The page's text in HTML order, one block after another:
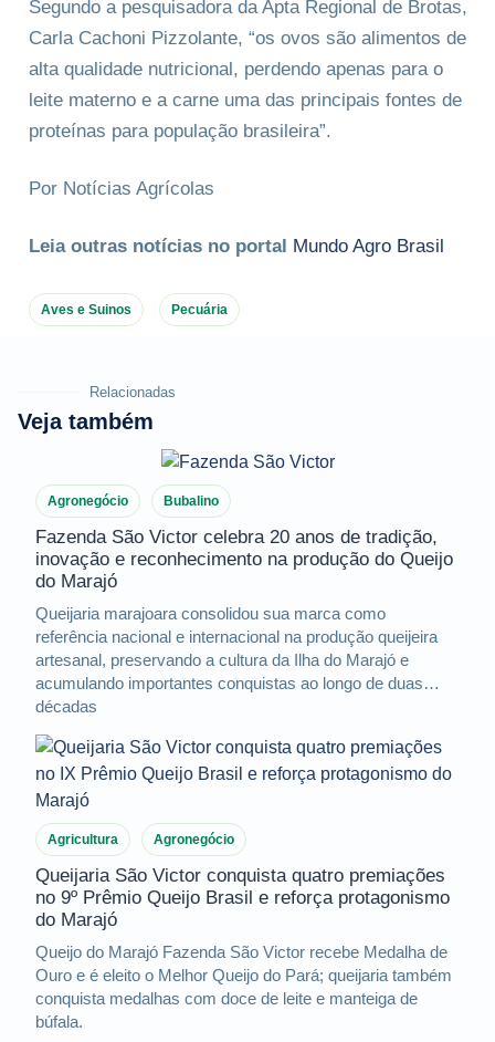
Segundo a pesquisadora da Apta Regional de Brotas,
Carla Cachoni Pizzolante, “os ovos são alimentos de
alta qualidade nutricional, perdendo apenas para o
leite materno e a carne uma das principais fontes de
proteínas para população brasileira”.
Por Notícias Agrícolas
Leia outras notícias no portal Mundo Agro Brasil
Aves e Suinos Pecuária
Relacionadas
Veja também
Agronegócio Bubalino
Fazenda São Victor celebra 20 anos de tradição,
inovação e reconhecimento na produção do Queijo
do Marajó
Queijaria marajoara consolidou sua marca como
referência nacional e internacional na produção queijeira
artesanal, preservando a cultura da Ilha do Marajó e
acumulando importantes conquistas ao longo de duas
décadas
Agricultura Agronegócio
Queijaria São Victor conquista quatro premiações
no 9º Prêmio Queijo Brasil e reforça protagonismo
do Marajó
Queijo do Marajó Fazenda São Victor recebe Medalha de
Ouro e é eleito o Melhor Queijo do Pará; queijaria também
conquista medalhas com doce de leite e manteiga de
búfala.